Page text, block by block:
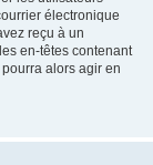
électronique
reçu à un
en-têtes contenant
alors agir en